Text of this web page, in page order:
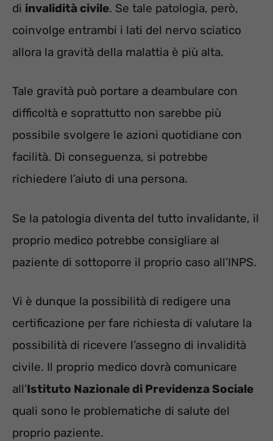
di invalidità civile. Se tale patologia, però,
coinvolge entrambi i lati del nervo sciatico
allora la gravità della malattia è più alta.
Tale gravità può portare a deambulare con
difficoltà e soprattutto non sarebbe più
possibile svolgere le azioni quotidiane con
facilità. Di conseguenza, si potrebbe
richiedere l’aiuto di una persona.
Se la patologia diventa del tutto invalidante, il
proprio medico potrebbe consigliare al
paziente di sottoporre il proprio caso all’INPS.
Vi è dunque la possibilità di redigere una
certificazione per fare richiesta di valutare la
possibilità di ricevere l’assegno di invalidità
civile. Il proprio medico dovrà comunicare
all’Istituto Nazionale di Previdenza Sociale
quali sono le problematiche di salute del
proprio paziente.